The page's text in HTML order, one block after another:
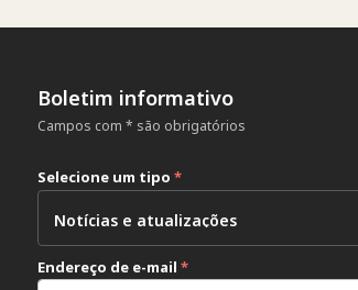
Boletim informativo
Campos com * são obrigatórios
Selecione um tipo *
Endereço de e-mail *